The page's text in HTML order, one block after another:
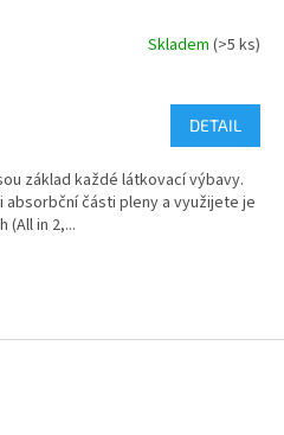
Skladem(>5 ks)
DETAIL
základ každé látkovací výbavy.
části pleny a využijete je
in 2,...